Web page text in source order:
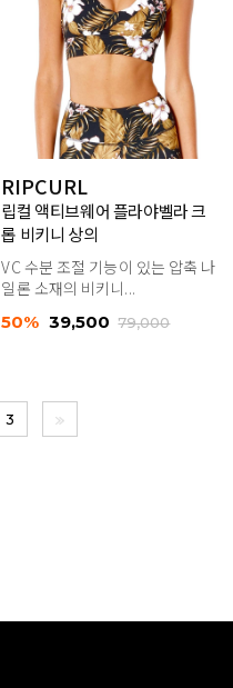
RIPCURL
립컬 액티브웨어 플라야벨라 크
롭 비키니 상의
VC 수분 조절 기능이 있는 압축 나
일론 소재의 비키니...
50% 39,500 79,000
3